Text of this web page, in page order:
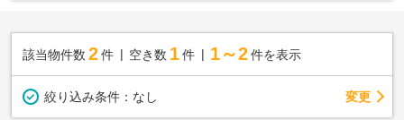
該当物件数 2件 空き数 1 件 1～2 件を表示
絞り込み条件： なし 変更